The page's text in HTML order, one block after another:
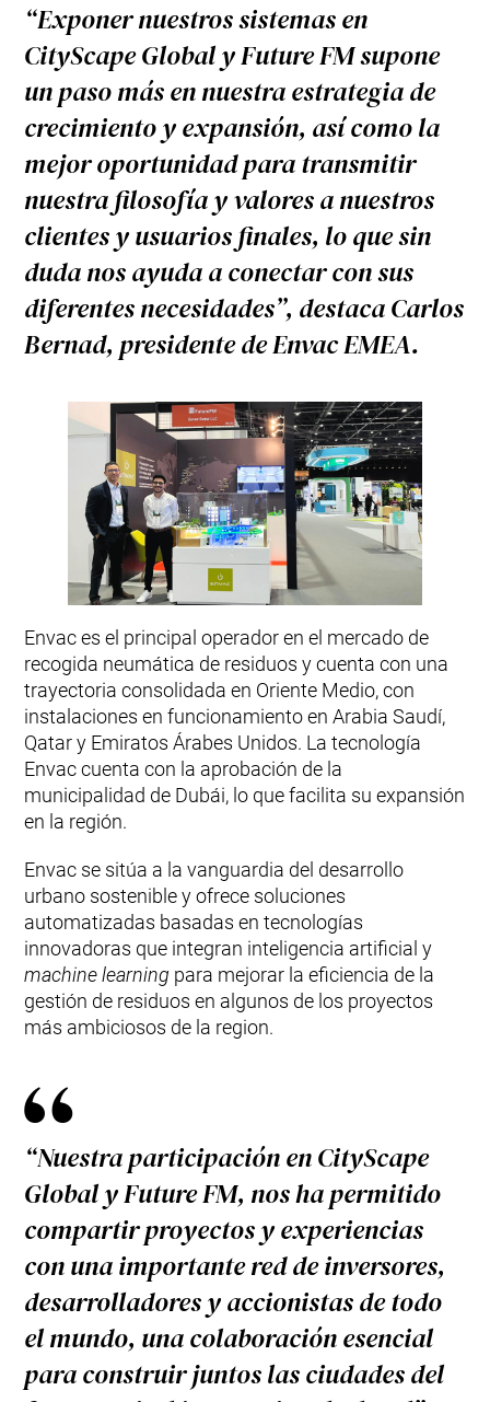
“Exponer nuestros sistemas en
CityScape Global y Future FM supone
un paso más en nuestra estrategia de
crecimiento y expansión, así como la
mejor oportunidad para transmitir
nuestra filosofía y valores a nuestros
clientes y usuarios finales, lo que sin
duda nos ayuda a conectar con sus
diferentes necesidades”, destacaCarlos
Bernad, presidente de Envac EMEA.
Envac es el principal operador en el mercado de
recogida neumática de residuos y cuenta con una
trayectoria consolidada en Oriente Medio, con
instalaciones en funcionamiento en Arabia Saudí,
Qatar y Emiratos Árabes Unidos. La tecnología
Envac cuenta con la aprobación de la
municipalidad de Dubái, lo que facilita su expansión
en la región.
Envac se sitúa a la vanguardia del desarrollo
urbano sostenible y ofrece soluciones
automatizadas basadas en tecnologías
innovadoras que integran inteligencia artificial y
machine learning para mejorar la eficiencia de la
gestión de residuos en algunos de los proyectos
más ambiciosos de la region.
“Nuestra participación en CityScape
Global y Future FM, nos ha permitido
compartir proyectos y experiencias
con una importante red de inversores,
desarrolladores y accionistas de todo
el mundo, una colaboración esencial
para construir juntos las ciudades del